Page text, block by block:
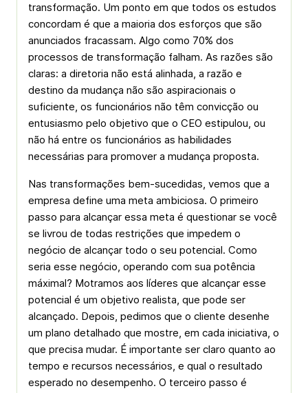
transformação. Um ponto em que todos os estudos
concordam é que a maioria dos esforços que são
anunciados fracassam. Algo como 70% dos
processos de transformação falham. As razões são
claras: a diretoria não está alinhada, a razão e
destino da mudança não são aspiracionais o
suficiente, os funcionários não têm convicção ou
entusiasmo pelo objetivo que o CEO estipulou, ou
não há entre os funcionários as habilidades
necessárias para promover a mudança proposta.
Nas transformações bem-sucedidas, vemos que a
empresa define uma meta ambiciosa. O primeiro
passo para alcançar essa meta é questionar se você
se livrou de todas restrições que impedem o
negócio de alcançar todo o seu potencial. Como
seria esse negócio, operando com sua potência
máximal? Motramos aos líderes que alcançar esse
potencial é um objetivo realista, que pode ser
alcançado. Depois, pedimos que o cliente desenhe
um plano detalhado que mostre, em cada iniciativa, o
que precisa mudar. É importante ser claro quanto ao
tempo e recursos necessários, e qual o resultado
esperado no desempenho. O terceiro passo é